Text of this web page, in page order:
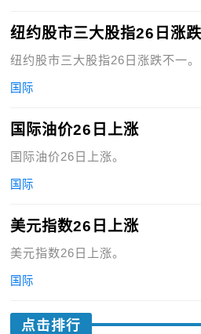
纽约股市三大股指26日涨
纽约股市三大股指26日涨跌不一。
国际
国际油价26日上涨
国际油价26日上涨。
国际
美元指数26日上涨
美元指数26日上涨。
国际
点击排行